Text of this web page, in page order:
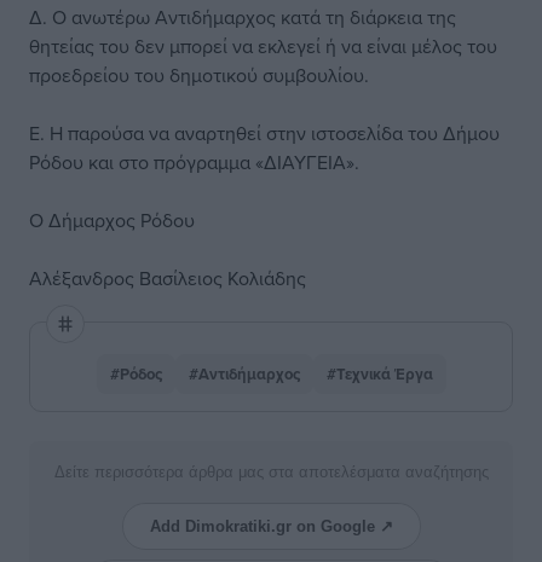
Δ. Ο ανωτέρω Αντιδήμαρχος κατά τη διάρκεια της
θητείας του δεν μπορεί να εκλεγεί ή να είναι μέλος του
προεδρείου του δημοτικού συμβουλίου.
Ε. Η παρούσα να αναρτηθεί στην ιστοσελίδα του Δήμου
Ρόδου και στο πρόγραμμα «ΔΙΑΥΓΕΙΑ».
Ο Δήμαρχος Ρόδου
Αλέξανδρος Βασίλειος Κολιάδης
#Ρόδος #Αντιδήμαρχος #Τεχνικά Έργα
Δείτε περισσότερα άρθρα μας στα αποτελέσματα αναζήτησης
Add Dimokratiki.gr on Google ↗